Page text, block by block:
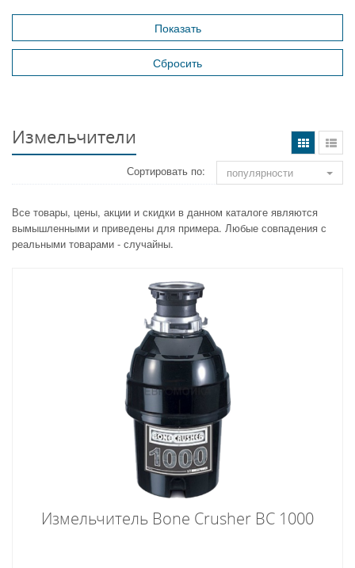
Измельчители
Сортировать по: популярности
Все товары, цены, акции и скидки в данном каталоге являются
вымышленными и приведены для примера. Любые совпадения с
реальными товарами - случайны.
Измельчитель Bone Crusher BC 1000